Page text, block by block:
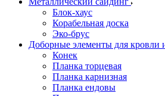
Блок-хаус
Корабельная доска
Эко-брус
Доборные элементы для кровли
Конек
Планка торцевая
Планка карнизная
Планка ендовы